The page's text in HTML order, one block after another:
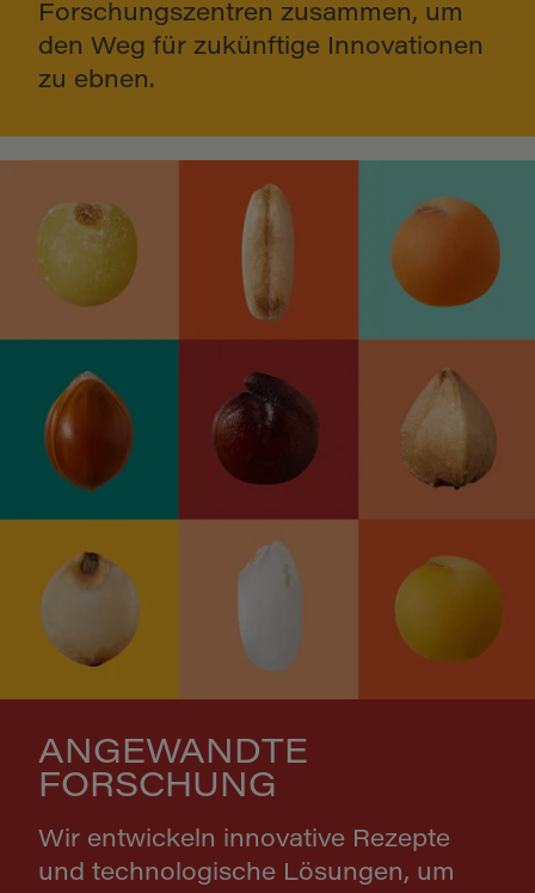
Forschungszentren zusammen, um
den Weg für zukünftige Innovationen
zu ebnen.
ANGEWANDTE
FORSCHUNG
Wir entwickeln innovative Rezepte
und technologische Lösungen, um